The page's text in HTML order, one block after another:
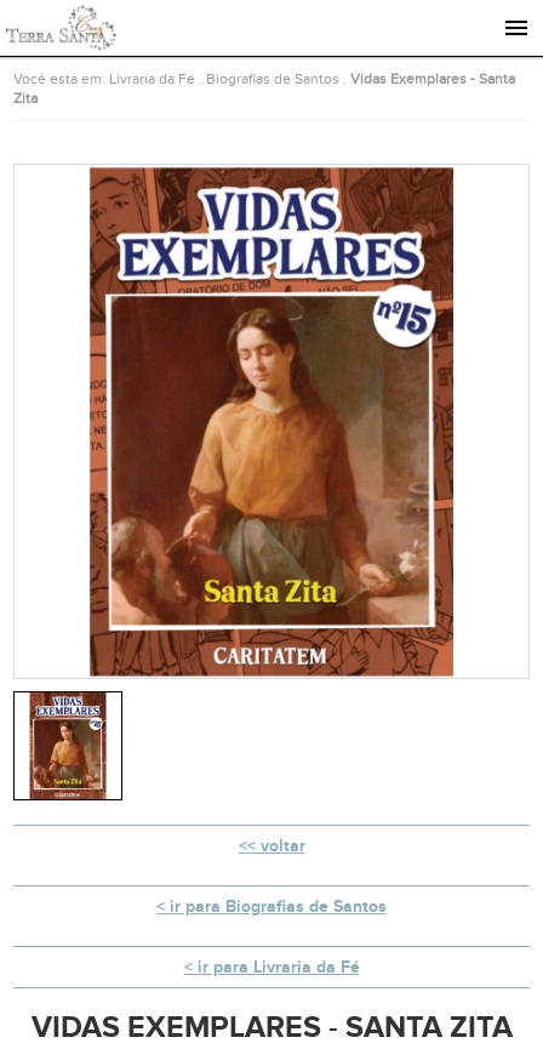
Ir para a página inicial
Você está em: Livraria da Fé Biografias de Santos .Vidas Exemplares - Santa
Zita
voltar
ir para Biografias de Santos
ir para Livraria da Fé
VIDAS EXEMPLARES - SANTA ZITA